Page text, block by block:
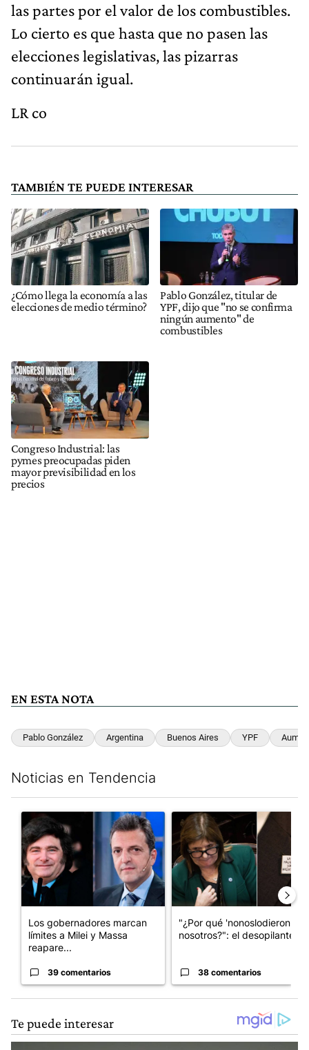
las partes por el valor de los combustibles.
Lo cierto es que hasta que no pasen las
elecciones legislativas, las pizarras
continuarán igual.
LR co
TAMBIÉN TE PUEDE INTERESAR
¿Cómo llega la economía a las
elecciones de medio término?
Pablo González, titular de
YPF, dijo que "no se confirma
ningún aumento" de
combustibles
Congreso Industrial: las
pymes preocupadas piden
mayor previsibilidad en los
precios
EN ESTA NOTA
Pablo González Argentina Buenos Aires YPF
Noticias en Tendencia
Un artículo de tendencia con el título "Los gobernadores
Los gobernadores marcan
límites a Milei y Massa
reapare...
39 comentarios
Un artículo de tendencia con
"¿Por qué 'nonoslodieron' a
nosotros?": el desopilante ...
38 comentarios